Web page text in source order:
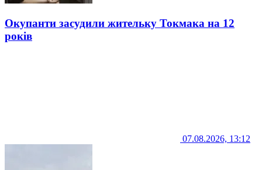
Окупанти засудили жительку Токмака на 12
років
07.08.2026, 13:12